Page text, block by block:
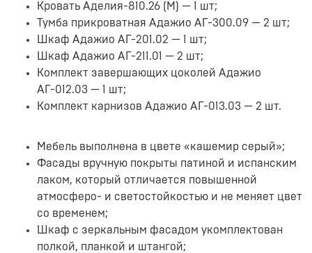
Кровать Аделия-810.26 (М) — 1 шт;
Тумба прикроватная Адажио АГ-300.09 — 2 шт;
Шкаф Адажио АГ-201.02 — 1 шт;
Шкаф Адажио АГ-211.01 — 2 шт;
Комплект завершающих цоколей Адажио
АГ-012.03 — 1 шт;
Комплект карнизов Адажио АГ-013.03 — 2 шт.
Мебель выполнена в цвете «кашемир серый»;
Фасады вручную покрыты патиной и испанским
лаком, который отличается повышенной
атмосферо- и светостойкостью и не меняет цвет
со временем;
Шкаф с зеркальным фасадом укомплектован
полкой, планкой и штангой;